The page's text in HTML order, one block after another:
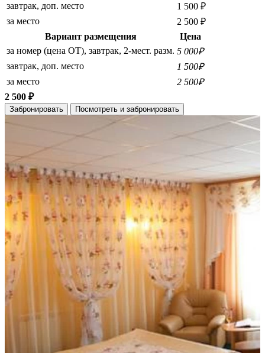
завтрак, доп. место
1 500 ₽
за место
2 500 ₽
Вариант размещения
Цена
за номер (цена ОТ), завтрак, 2-мест. разм. 5 000₽
завтрак, доп. место
1 500₽
за место
2 500₽
2 500 ₽
Забронировать Посмотреть и забронировать